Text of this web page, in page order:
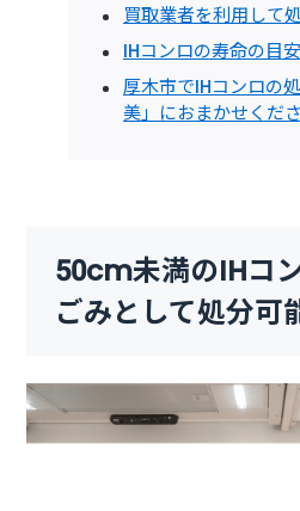
買取業者を利用して
IHコンロの寿命の目安
厚木市でIHコンロの
美」におまかせくだ
50cm未満のIHコ
ごみとして処分可